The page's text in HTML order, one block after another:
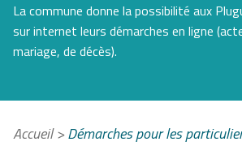
La commune donne la possibilité aux
sur internet leurs démarches en ligne
mariage, de décès).
Accueil>Démarches pour les